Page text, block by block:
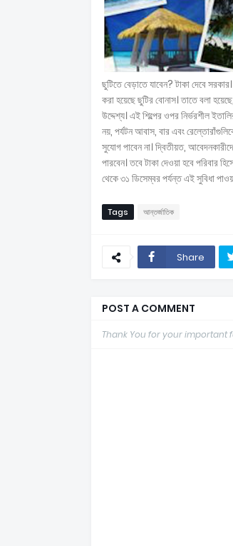
ছুটিতে বেড়াতে যাবেন? টাকা দেবে
করা হয়েছে ছুটির বোনাস। তাতে বলা
উদ্দেশ্য। এই শিল্পের ওপর নির্ভরশীল
নয়, পর্যটন আবাস, বার এবং
সুযোগ পাবেন না। দ্বিতীয়ত,
পারবেন। তবে টাকা দেওয়া হবে পরিবার
থেকে ৩১ ডিসেম্বর পর্যন্ত এই সুবিধা
Tags আন্তর্জাতিক
Share
POST A COMMENT
Thank You for your important